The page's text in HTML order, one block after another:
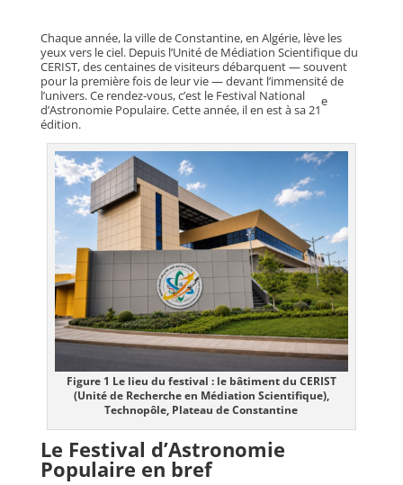
Chaque année, la ville de Constantine, en Algérie, lève les
yeux vers le ciel. Depuis l’Unité de Médiation Scientifique du
CERIST, des centaines de visiteurs débarquent — souvent
pour la première fois de leur vie — devant l’immensité de
l’univers. Ce rendez-vous, c’est le Festival National
d’Astronomie Populaire. Cette année, il en est à sa 21
e
édition.
Figure 1 Le lieu du festival : le bâtiment du CERIST
(Unité de Recherche en Médiation Scientifique),
Technopôle, Plateau de Constantine
Le Festival d’Astronomie
Populaire en bref